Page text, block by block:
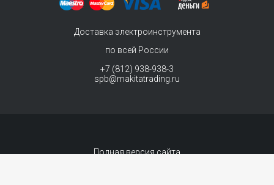
Доставка электроинструмента
по всей России
+7 (812) 938-938-3
spb@makitatrading.ru
Полная версия сайта